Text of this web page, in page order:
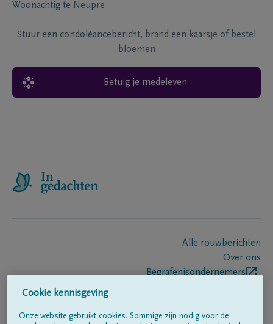
Woonachtig te Neupre
Stuur een condoléancebericht, brand een kaarsje of bestel
bloemen
Betuig je medeleven
Alle rouwberichten
Over ons
Begrafenisondernemers
Cookie kennisgeving
Onze website gebruikt cookies. Sommige zijn nodig voor de